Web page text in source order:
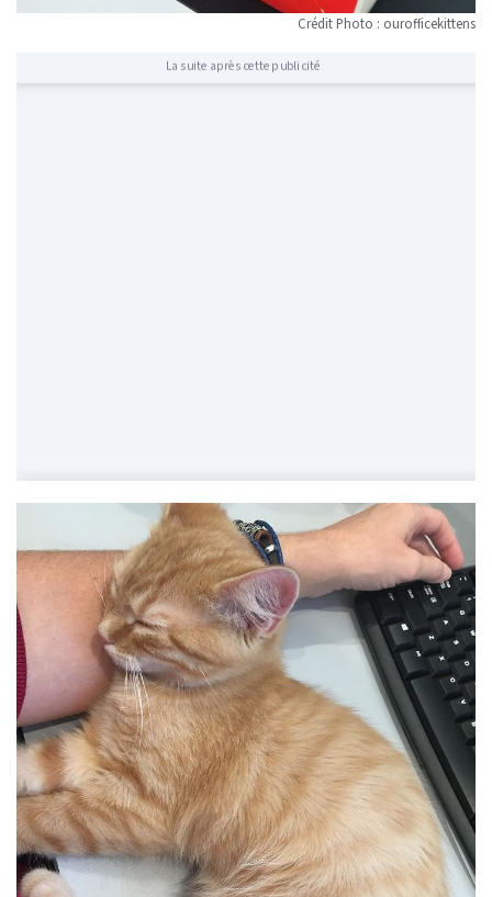
Crédit Photo : ourofficekittens
La suite après cette publicité